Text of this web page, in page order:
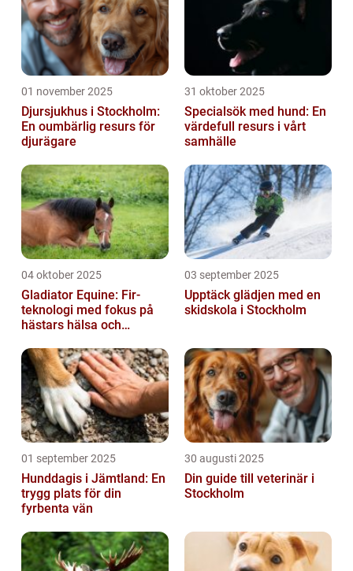
01 november 2025
Djursjukhus i Stockholm:
En oumbärlig resurs för
djurägare
31 oktober 2025
Specialsök med hund: En
värdefull resurs i vårt
samhälle
04 oktober 2025
Gladiator Equine: Fir-
teknologi med fokus på
hästars hälsa och
03 september 2025
Upptäck glädjen med en
skidskola i Stockholm
01 september 2025
Hunddagis i Jämtland: En
trygg plats för din
fyrbenta vän
30 augusti 2025
Din guide till veterinär i
Stockholm